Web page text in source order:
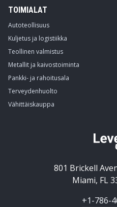
TOIMIALAT
Autoteollisuus
Kuljetus ja logistiikka
Teollinen valmistus
Metallit ja kaivostoiminta
Pankki- ja rahoitusala
Terveydenhuolto
Vähittäiskauppa
801 Brickell
Miami, FL
+1-786-